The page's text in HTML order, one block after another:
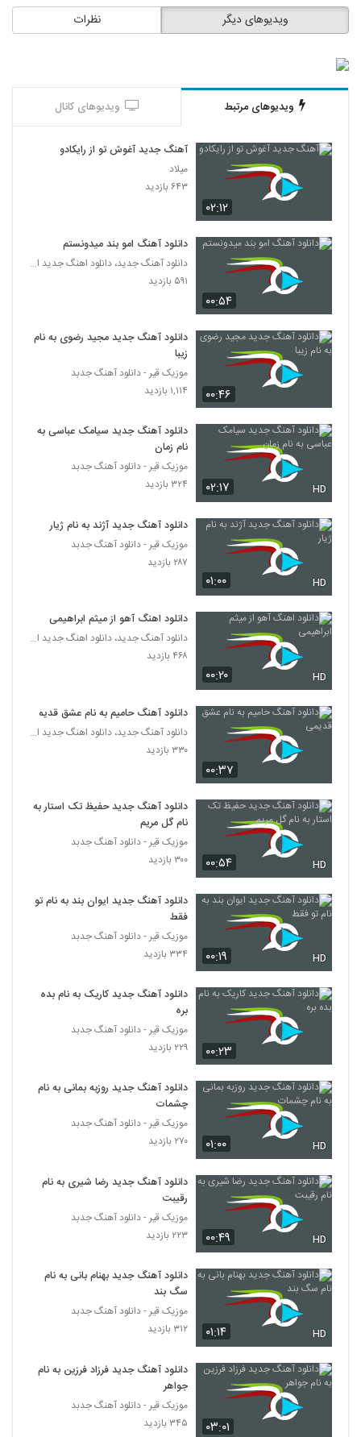
آهنگ آره آره از محمد رستمی(پاپ)
۹۵۲ بازدید
موزیک زیبای پاکت نامه از سپهر خلسه
Meysam Ebrahimi Bighararam
114
Mehdi Azar Bighararam
دانلود آهنگ محمد اصفهانی هوامو نداشتی
(Mohammad Esfahani Havamo
Nadashti)
۱,۳۷۱ بازدید
دانلود آهنگ هزار خاطره از فرهاد جواهر کلام به
همراه متن ترانه
117
دانلود آهنگ مجتبی شاه علی آغوشتو وا کن
Kon)
۱,۱۳۲ بازدید
118
موزیک زیبای اصلا حواست هست از سان بند
۹۵۲ بازدید
Mohammad Lotfi Narefigh
120
دانلود آهنگ جدید و زیبای علیرضا آذر با نام
آلبوم
121
دانلود آهنگ جدید و زیبای آرمین نصرتی با نام
سر کاری
۸۹۸ بازدید
دانلود آهنگ آقای داماد از آرمین نصرتی به
همراه متن ترانه
123
۹,۰۶۸ بازدید
دانلود آهنگ مرتضی غلامی عاشقم باش
۱,۴۲۸ بازدید
آهنگ کمر باریک از وحید فریاد(پاپ)
126
۶۲۲ بازدید
127
دانلود آهنگ مهدی ماهان جادوی چشمات
(Mehdi Mahan Jadooye Cheshmat)
دانلود آهنگ دنیای خیالی از ناصر صدر
129
Amir hossein modares Khabo Roya
۶۱۶ بازدید
آهنگ فکر تو از محسن یگانه(پاپ)
۱,۸۵۲ بازدید
آهنگ مهدی احمدوند بنام دیوار
132
دانلود آهنگ مصطفی پاشایی فقط عشق
دانلود آهنگ محمدرضا شعبان زاده اینجوری
نظرات ویدیوهای دیگر
ویدیوهای مرتبط ویدیوهای کانال
۰۲:۱۲
آهنگ جدید آغوش تو از رایکادو
میلاد
۶۴۳ بازدید
۰۰:۵۴
دانلود آهنگ امو بند میدونستم
دانلود آهنگ جدید، دانلود اهنگ جدید ایرانی
۵۹۱ بازدید
۰۰:۴۶
دانلود آهنگ جدید مجید رضوی به نام
زیبا
موزیک قیر - دانلود آهنگ جدبد
۱,۱۱۴ بازدید
۰۲:۱۷ HD
دانلود آهنگ جدید سیامک عباسی به
نام زمان
موزیک قیر - دانلود آهنگ جدبد
۳۲۴ بازدید
۰۱:۰۰ HD
دانلود آهنگ جدید آژند به نام ژیار
موزیک قیر - دانلود آهنگ جدبد
۲۸۷ بازدید
۰۰:۲۰ HD
دانلود اهنگ آهو از میثم ابراهیمی
دانلود آهنگ جدید، دانلود اهنگ جدید ایرانی
۴۶۸ بازدید
۰۰:۳۷
دانلود آهنگ حامیم به نام عشق قدیمی
دانلود آهنگ جدید، دانلود اهنگ جدید ایرانی
۳۳۰ بازدید
۰۰:۵۴ HD
دانلود آهنگ جدید حفیظ تک استار به
نام گل مریم
موزیک قیر - دانلود آهنگ جدبد
۳۰۰ بازدید
۰۰:۱۹ HD
دانلود آهنگ جدید ایوان بند به نام تو
فقط
موزیک قیر - دانلود آهنگ جدبد
۳۳۴ بازدید
۰۰:۲۳
دانلود آهنگ جدید کاریک به نام بده
بره
موزیک قیر - دانلود آهنگ جدبد
۲۲۹ بازدید
۰۱:۰۰ HD
دانلود آهنگ جدید روزبه بمانی به نام
چشمات
موزیک قیر - دانلود آهنگ جدبد
۲۷۰ بازدید
۰۰:۴۹ HD
دانلود آهنگ جدید رضا شیری به نام
رقیبت
موزیک قیر - دانلود آهنگ جدبد
۲۲۳ بازدید
۰۱:۱۴ HD
دانلود آهنگ جدید بهنام بانی به نام
سگ بند
موزیک قیر - دانلود آهنگ جدبد
۳۱۲ بازدید
۰۳:۰۱
دانلود آهنگ جدید فرزاد فرزین به نام
جواهر
موزیک قیر - دانلود آهنگ جدبد
۳۴۵ بازدید